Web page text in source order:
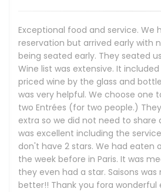
Exceptional food and service. We
reservation but arrived early with
being seated early. They seated
Wine list was extensive. It
priced wine by the glass and
was very helpful. We choose one
two Entrées (for two people.)
extra so we did not need to share
was excellent including the
don't have 2 stars. We had eaten
the week before in Paris. It was
they even had a star. Saisons was
better!! Thank you fora wonderful